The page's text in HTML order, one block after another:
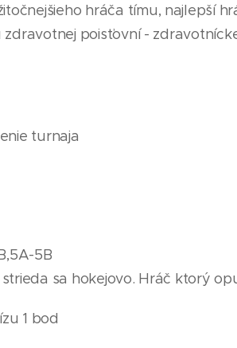
hráča tímu, najlepší
poisťovní -
turnaja
5A-5B
sa hokejovo. Hráč ktorý
1 bod